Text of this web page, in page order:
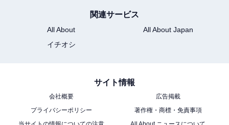
関連サービス
All About
All About Japan
イチオシ
サイト情報
会社概要
広告掲載
プライバシーポリシー
著作権・商標・免責事項